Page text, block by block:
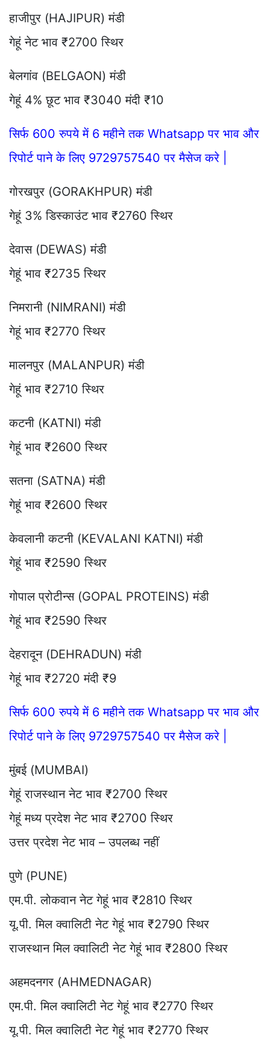
हाजीपुर (HAJIPUR) मंडी
गेहूं नेट भाव ₹2700 स्थिर
बेलगांव (BELGAON) मंडी
गेहूं 4% छूट भाव ₹3040 मंदी ₹10
सिर्फ 600 रुपये में 6 महीने तक Whatsapp पर भाव और
रिपोर्ट पाने के लिए 9729757540 पर मैसेज करे |
गोरखपुर (GORAKHPUR) मंडी
गेहूं 3% डिस्काउंट भाव ₹2760 स्थिर
देवास (DEWAS) मंडी
गेहूं भाव ₹2735 स्थिर
निमरानी (NIMRANI) मंडी
गेहूं भाव ₹2770 स्थिर
मालनपुर (MALANPUR) मंडी
गेहूं भाव ₹2710 स्थिर
कटनी (KATNI) मंडी
गेहूं भाव ₹2600 स्थिर
सतना (SATNA) मंडी
गेहूं भाव ₹2600 स्थिर
केवलानी कटनी (KEVALANI KATNI) मंडी
गेहूं भाव ₹2590 स्थिर
गोपाल प्रोटीन्स (GOPAL PROTEINS) मंडी
गेहूं भाव ₹2590 स्थिर
देहरादून (DEHRADUN) मंडी
गेहूं भाव ₹2720 मंदी ₹9
सिर्फ 600 रुपये में 6 महीने तक Whatsapp पर भाव और
रिपोर्ट पाने के लिए 9729757540 पर मैसेज करे |
मुंबई (MUMBAI)
गेहूं राजस्थान नेट भाव ₹2700 स्थिर
गेहूं मध्य प्रदेश नेट भाव ₹2700 स्थिर
उत्तर प्रदेश नेट भाव – उपलब्ध नहीं
पुणे (PUNE)
एम.पी. लोकवान नेट गेहूं भाव ₹2810 स्थिर
यू.पी. मिल क्वालिटी नेट गेहूं भाव ₹2790 स्थिर
राजस्थान मिल क्वालिटी नेट गेहूं भाव ₹2800 स्थिर
अहमदनगर (AHMEDNAGAR)
एम.पी. मिल क्वालिटी नेट गेहूं भाव ₹2770 स्थिर
यू.पी. मिल क्वालिटी नेट गेहूं भाव ₹2770 स्थिर